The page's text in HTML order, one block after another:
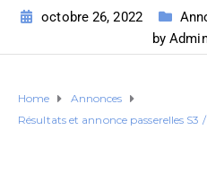
octobre 26, 2022
by
Home
Annonces
Résultats et annonce passerelles